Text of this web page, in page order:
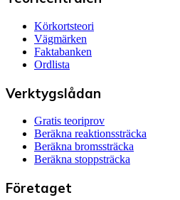
Körkortsteori
Vägmärken
Faktabanken
Ordlista
Verktygslådan
Gratis teoriprov
Beräkna reaktionssträcka
Beräkna bromssträcka
Beräkna stoppsträcka
Företaget